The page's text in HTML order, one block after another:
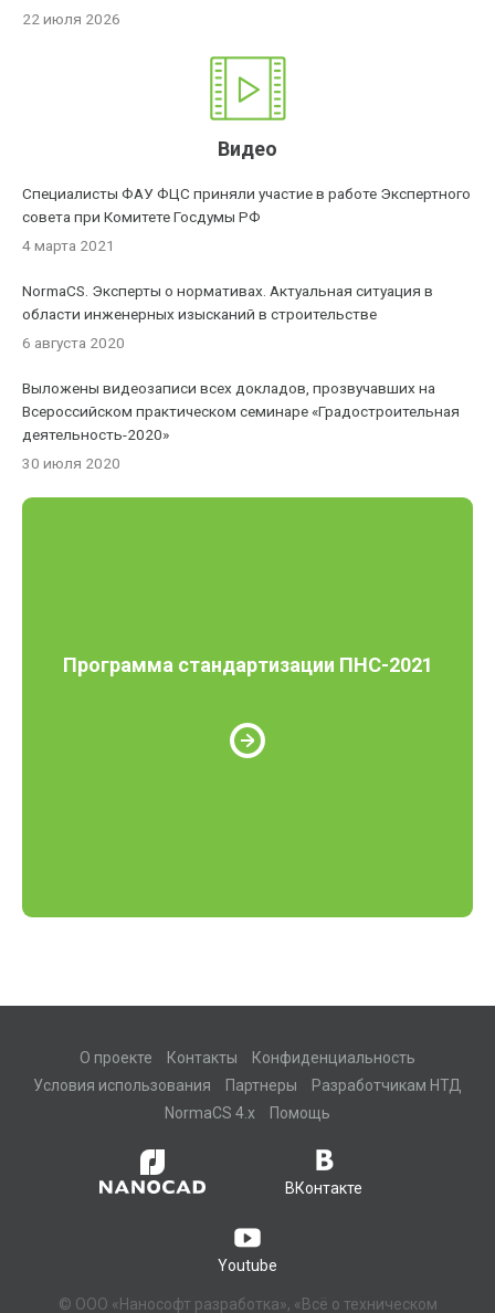
22 июля 2026
Видео
Специалисты ФАУ ФЦС приняли участие в работе Экспертного
совета при Комитете Госдумы РФ
4 марта 2021
NormaCS. Эксперты о нормативах. Актуальная ситуация в
области инженерных изысканий в строительстве
6 августа 2020
Выложены видеозаписи всех докладов, прозвучавших на
Всероссийском практическом семинаре «Градостроительная
деятельность-2020»
30 июля 2020
Программа стандартизации ПНС-2021
О проекте Контакты
Конфиденциальность
Условия использования
Партнеры
Разработчикам НТД
NormaCS 4.x
Помощь
ВКонтакте
Youtube
© ООО «Нанософт разработка», «Всё о техническом